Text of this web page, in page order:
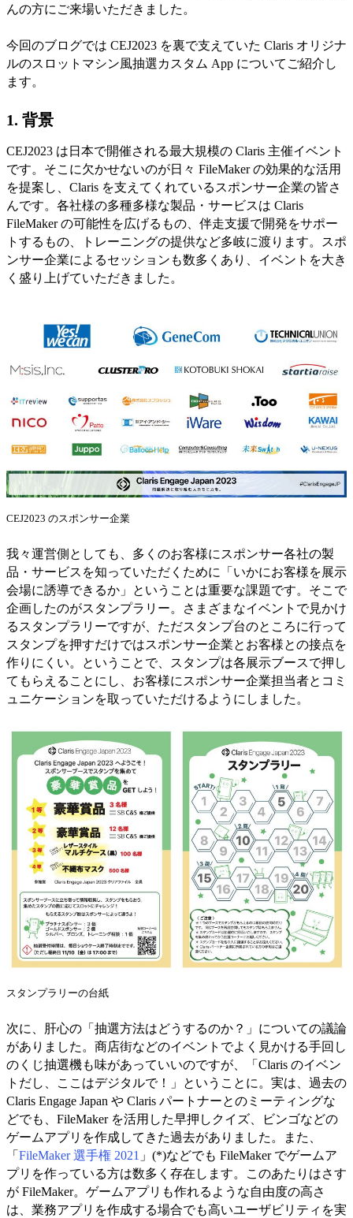
んの方にご来場いただきました。
今回のブログでは CEJ2023 を裏で支えていた Claris オリジナ
ルのスロットマシン風抽選カスタム App についてご紹介し
ます。
1. 背景
CEJ2023 は日本で開催される最大規模の Claris 主催イベント
です。そこに欠かせないのが日々 FileMaker の効果的な活用
を提案し、Claris を支えてくれているスポンサー企業の皆さ
んです。各社様の多種多様な製品・サービスは Claris
FileMaker の可能性を広げるもの、伴走支援で開発をサポー
トするもの、トレーニングの提供など多岐に渡ります。スポ
ンサー企業によるセッションも数多くあり、イベントを大き
く盛り上げていただきました。
CEJ2023 のスポンサー企業
我々運営側としても、多くのお客様にスポンサー各社の製
品・サービスを知っていただくために「いかにお客様を展示
会場に誘導できるか」ということは重要な課題です。そこで
企画したのがスタンプラリー。さまざまなイベントで見かけ
るスタンプラリーですが、ただスタンプ台のところに行って
スタンプを押すだけではスポンサー企業とお客様との接点を
作りにくい。ということで、スタンプは各展示ブースで押し
てもらえることにし、お客様にスポンサー企業担当者とコミ
ュニケーションを取っていただけるようにしました。
スタンプラリーの台紙
次に、肝心の「抽選方法はどうするのか？」についての議論
がありました。商店街などのイベントでよく見かける手回し
のくじ抽選機も味があっていいのですが、「Claris のイベン
トだし、ここはデジタルで！」ということに。実は、過去の
Claris Engage Japan や Claris パートナーとのミーティングな
どでも、FileMaker を活用した早押しクイズ、ビンゴなどの
ゲームアプリを作成してきた過去がありました。また、
「 FileMaker 選手権 2021 」(*)などでも FileMaker でゲームア
プリを作っている方は数多く存在します。このあたりはさす
が FileMaker。ゲームアプリも作れるような自由度の高さ
は、業務アプリを作成する場合でも高いユーザビリティを実